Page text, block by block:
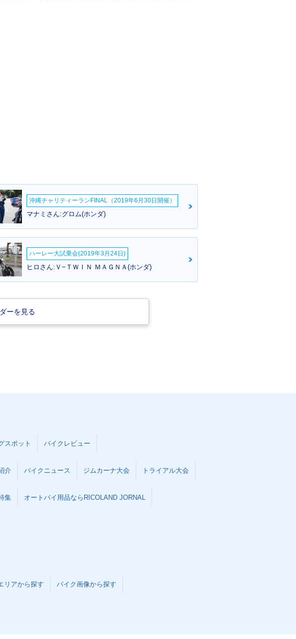
沖縄チャリティーランFINAL（2019年6月30日開催）
マナミさん:グロム(ホンダ)
ハーレー大試乗会(2019年3月24日)
ヒロさん:Ｖ−ＴＷＩＮ ＭＡＧＮＡ(ホンダ)
ーを見る
スポット バイクレビュー
介 バイクニュース ジムカーナ大会 トライアル大会
集 オートバイ用品ならRICOLAND JORNAL
リアから探す バイク画像から探す